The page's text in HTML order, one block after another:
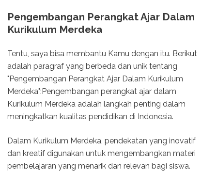
Pengembangan Perangkat Ajar Dalam
Kurikulum Merdeka
Tentu, saya bisa membantu Kamu dengan itu. Berikut
adalah paragraf yang berbeda dan unik tentang
"Pengembangan Perangkat Ajar Dalam Kurikulum
Merdeka":Pengembangan perangkat ajar dalam
Kurikulum Merdeka adalah langkah penting dalam
meningkatkan kualitas pendidikan di Indonesia.
Dalam Kurikulum Merdeka, pendekatan yang inovatif
dan kreatif digunakan untuk mengembangkan materi
pembelajaran yang menarik dan relevan bagi siswa.